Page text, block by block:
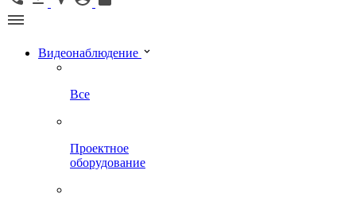
Видеонаблюдение
Все
Проектное
оборудование